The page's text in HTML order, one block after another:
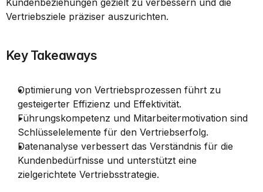
Kundenbeziehungen gezielt zu verbessern und die
Vertriebsziele präziser auszurichten.
Key Takeaways
Optimierung von Vertriebsprozessen führt zu
gesteigerter Effizienz und Effektivität.
Führungskompetenz und Mitarbeitermotivation sind
Schlüsselelemente für den Vertriebserfolg.
Datenanalyse verbessert das Verständnis für die
Kundenbedürfnisse und unterstützt eine
zielgerichtete Vertriebsstrategie.